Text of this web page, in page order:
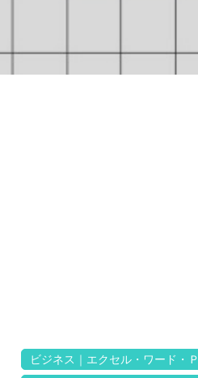
ビジネス｜エクセル・ワード・